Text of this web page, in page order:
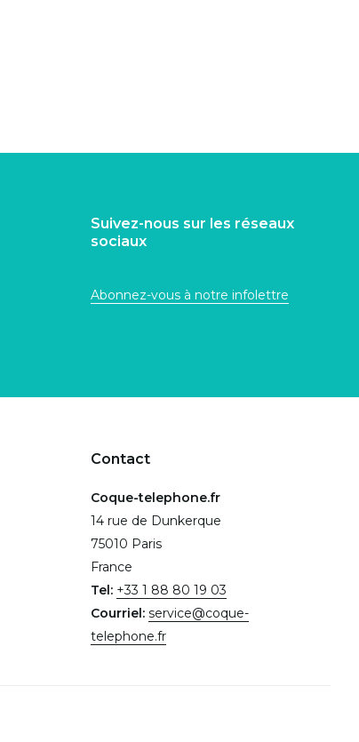
Suivez-nous sur les réseaux
sociaux
Abonnez-vous à notre infolettre
Contact
Coque-telephone.fr
14 rue de Dunkerque
75010 Paris
France
Tel: +33 1 88 80 19 03
Courriel: service@coque-
telephone.fr